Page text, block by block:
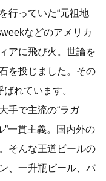
行っていた“元祖地
などのアメリカ
アに飛び火。世論を
を投じました。その
れています。
手で主流の“ラガ
”一貫主義。国内外の
そんな王道ビールの
、一升瓶ビール、バ